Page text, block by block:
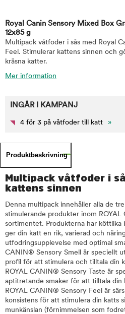
Royal Canin Sensory Mixed Box
12x85 g
Multipack våtfoder i sås med Royal
Feel. Stimulerar kattens sinnen och
kräsna katter.
Mer information
INGÅR I KAMPANJ
4 för 3 på våtfoder till katt »
Produktbeskrivning
Multipack våtfoder i
kattens sinnen
Denna multipack innehåller alla de
stimulerande produkter inom
sortimentet. Produkterna har köttlika
ger din katt en rik, varierad och
utfodringsupplevelse med optimal
CANIN® Sensory Smell är speciellt
profil för att stimulera och tilltala din
ROYAL CANIN® Sensory Taste är
aptitretande smaker för att tilltala din
ROYAL CANIN® Sensory Feel är
konsistens för att stimulera din katts
munkänslan (förnimmelsen som